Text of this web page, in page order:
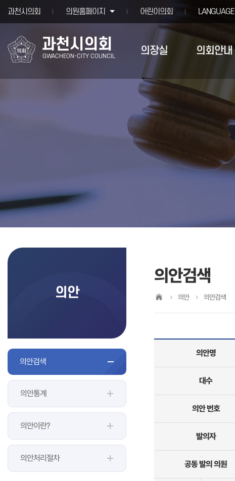
과천시의회 의원홈페이지 어린이의회 LANGUAGE
과천시의회
GWACHEON-CITY COUNCIL 의장실 의회안내
의안
의안검색
의안통계
의안이란?
의안처리절차
의안검색
의안 의안검색
의안명
대수
의안 번호
발의자
공동 발의 의원